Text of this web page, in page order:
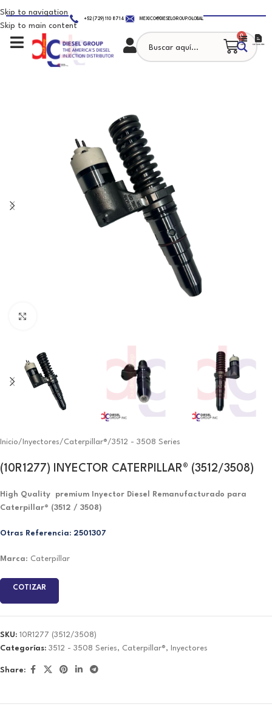
Skip to navigation
Skip to main content
+52 (729) 110 8714 MEXICO@DIESELGROUP.GLOBAL
0
Inicio/ Inyectores/ Caterpillar®/3512 - 3508 Series
(10R1277) INYECTOR CATERPILLAR® (3512/3508)
High Quality premium Inyector Diesel Remanufacturado para
Caterpillar® (3512 / 3508)
Otras Referencia: 2501307
Marca: Caterpillar
COTIZAR
SKU: 10R1277 (3512/3508)
Categorías: 3512 - 3508 Series, Caterpillar®, Inyectores
Share: